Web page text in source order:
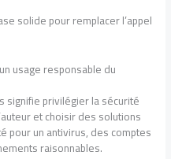
solide pour remplacer l’appel
usage responsable du
privilégier la sécurité
et choisir des solutions
pour un antivirus, des comptes
raisonnables.